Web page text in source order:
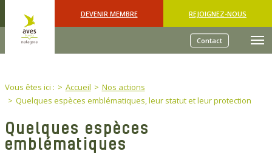
DEVENIR MEMBRE REJOIGNEZ-NOUS
Contact
You are here:
Vous êtes ici : Accueil
Nos actions
Quelques espèces emblématiques, leur statut et leur protection
Quelques espèces
emblématiques